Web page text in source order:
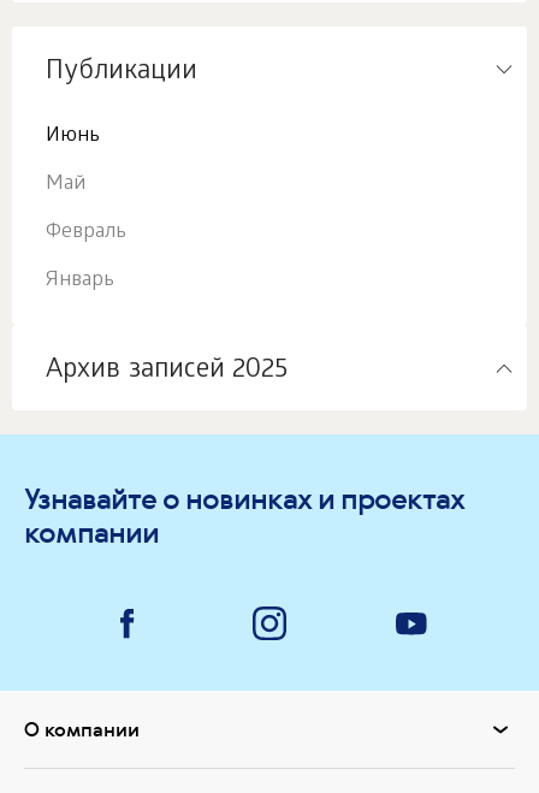
Публикации
Июнь
Май
Февраль
Январь
Архив записей 2025
Узнавайте о новинках и проектах
компании
О компании